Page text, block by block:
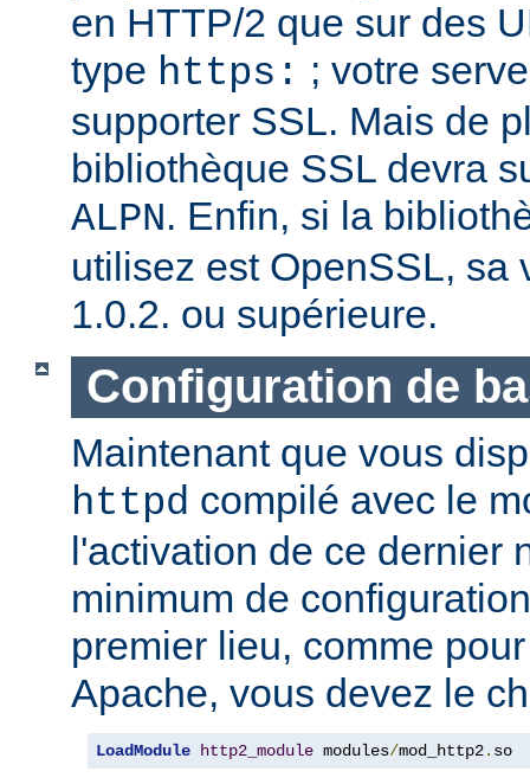
en HTTP/2 que sur des
type https: ; votre
supporter SSL. Mais de
bibliothèque SSL devra
ALPN. Enfin, si la
utilisez est OpenSSL, sa
1.0.2. ou supérieure.
Configuration de
Maintenant que vous
httpd compilé avec le
l'activation de ce dernier
minimum de
premier lieu, comme
Apache, vous devez le
LoadModule http2_module modules/mod_http2. so